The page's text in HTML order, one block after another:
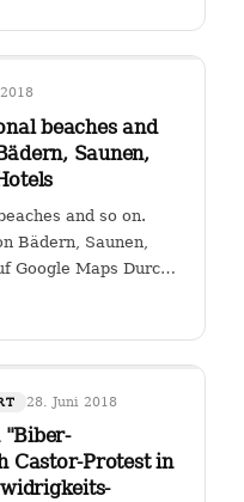
beaches and
Saunen,
and so on.
Bädern, Saunen,
Google Maps Durch
28. Juni 2018
"Biber-
Castor-Protest in